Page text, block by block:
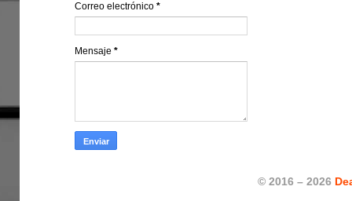
Correo electrónico *
Mensaje *
© 2016 – 2026